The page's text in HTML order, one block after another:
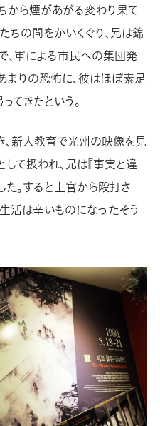
から煙があがる変わり果て
ちの間をかいくぐり、兄は錦
、軍による市民への集団発
まりの恐怖に、彼はほぼ素足
てきたという。
、新人教育で光州の映像を見
して扱われ、兄は『事実と違
た。すると上官から殴打さ
活は辛いものになったそう